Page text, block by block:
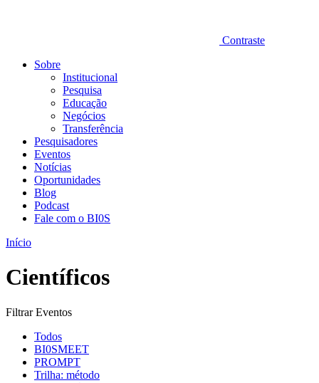
Contraste
Sobre
Institucional
Pesquisa
Educação
Negócios
Transferência
Pesquisadores
Eventos
Notícias
Oportunidades
Blog
Podcast
Fale com o BI0S
Início
Científicos
Filtrar Eventos
Todos
BI0SMEET
PROMPT
Trilha: método